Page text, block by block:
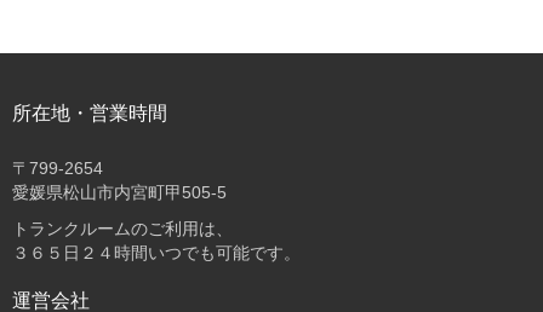
所在地・営業時間
〒 799-2654
愛媛県松山市内宮町甲505-5
トランクルームのご利用は、
３６５日２４時間いつでも可能です。
運営会社